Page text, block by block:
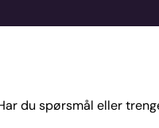
du spørsmål eller